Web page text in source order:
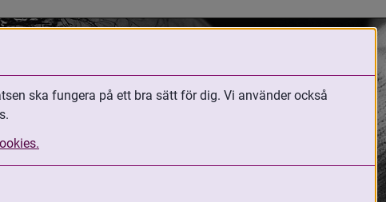
ska fungera på ett bra sätt för dig. Vi använder också